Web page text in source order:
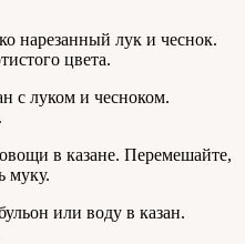
нарезанный лук и чеснок.
цвета.
с луком и чесноком.
в казане. Перемешайте,
муку.
или воду в казан.